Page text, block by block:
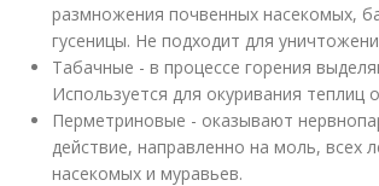
размножения почвенных насекомых,
гусеницы. Не подходит для
Табачные - в процессе горения
Используется для окуривания теплиц
Перметриновые - оказывают
действие, направленно на моль, всех
насекомых и муравьев.